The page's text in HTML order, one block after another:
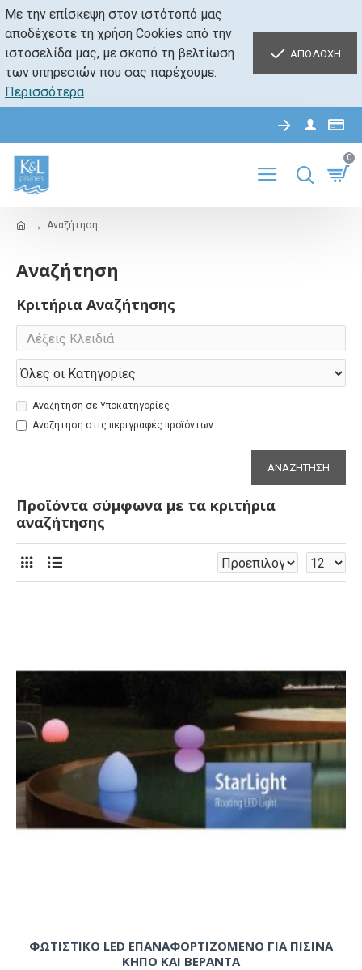
Με την επίσκεψη στον ιστότοπό μας
αποδέχεστε τη χρήση Cookies από την
ιστοσελίδα μας, με σκοπό τη βελτίωση
των υπηρεσιών που σας παρέχουμε.
Περισσότερα
ΑΠΟΔΟΧΗ
0
Αναζήτηση
Αναζήτηση
Κριτήρια Αναζήτησης
Αναζήτηση σε Υποκατηγορίες
Αναζήτηση στις περιγραφές προϊόντων
ΑΝΑΖΉΤΗΣΗ
Προϊόντα σύμφωνα με τα κριτήρια
αναζήτησης
ΦΩΤΙΣΤΙΚΟ LED ΕΠΑΝΑΦΟΡΤΙΖΟΜΕΝΟ ΓΙΑ ΠΙΣΙΝΑ
ΚΗΠΟ ΚΑΙ ΒΕΡΑΝΤΑ